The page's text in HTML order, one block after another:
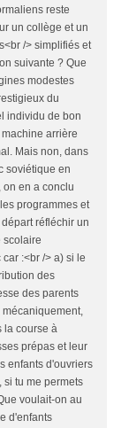
reste
un collège et un
/> simplifiés et
suivante ? Que
modestes
du
individu de bon
arrière
Mais non, dans
soviétique en
on en a conclu
programmes et
réfléchir un
scolaire
:<br /> a) si le
des
des parents
la course à
prépas et leur
enfants d'ouvriers
si tu me permets
voulait-on au
d'enfants